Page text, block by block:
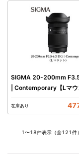
SIGMA 20-200mm
| Contemporary【Lマウ
在庫あり
1〜18件表示（全121件）